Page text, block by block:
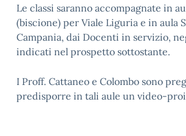
Le classi saranno accompagnate in
(biscione) per Viale Liguria e in aula
Campania, dai Docenti in servizio,
indicati nel prospetto sottostante.
I Proff. Cattaneo e Colombo sono
predisporre in tali aule un video-